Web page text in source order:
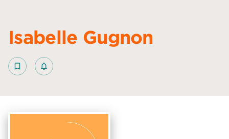
Isabelle Gugnon
bookmark_border notifications_none_outlined